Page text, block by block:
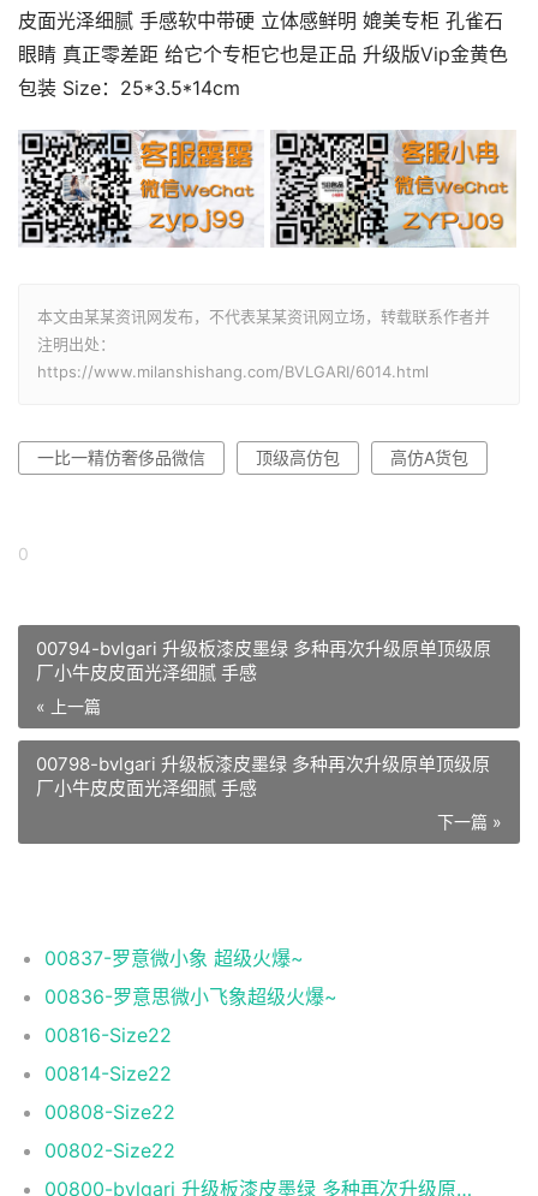
皮面光泽细腻 手感软中带硬 立体感鲜明 媲美专柜 孔雀石
眼睛 真正零差距 给它个专柜它也是正品 升级版Vip金黄色
包装 Size：25*3.5*14cm
本文由某某资讯网发布，不代表某某资讯网立场，转载联系作者并
注明出处：
https://www.milanshishang.com/BVLGARI/6014.html
一比一精仿奢侈品微信 顶级高仿包 高仿A货包
0
00794-bvlgari 升级板漆皮墨绿 多种再次升级原单顶级原
厂小牛皮皮面光泽细腻 手感
« 上一篇
00798-bvlgari 升级板漆皮墨绿 多种再次升级原单顶级原
厂小牛皮皮面光泽细腻 手感
下一篇 »
00837-罗意微小象 超级火爆~
00836-罗意思微小飞象超级火爆~
00816-Size22
00814-Size22
00808-Size22
00802-Size22
00800-bvlgari 升级板漆皮墨绿 多种再次升级原单顶